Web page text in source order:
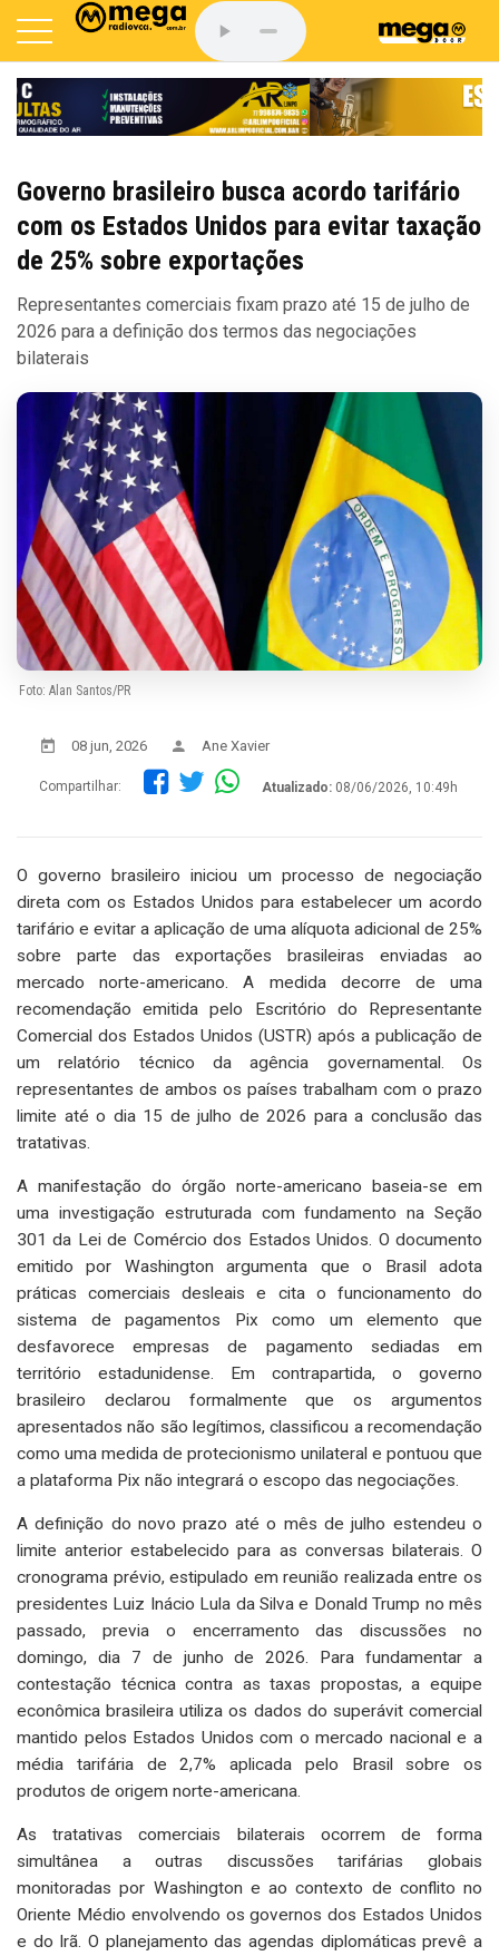
Governo brasileiro busca acordo tarifário
com os Estados Unidos para evitar taxação
de 25% sobre exportações
Representantes comerciais fixam prazo até 15 de julho de
2026 para a definição dos termos das negociações
bilaterais
Foto: Alan Santos/PR
08 jun, 2026 Ane Xavier
Compartilhar: Atualizado: 08/06/2026, 10:49h
O governo brasileiro iniciou um processo de negociação
direta com os Estados Unidos para estabelecer um acordo
tarifário e evitar a aplicação de uma alíquota adicional de 25%
sobre parte das exportações brasileiras enviadas ao
mercado norte-americano. A medida decorre de uma
recomendação emitida pelo Escritório do Representante
Comercial dos Estados Unidos (USTR) após a publicação de
um relatório técnico da agência governamental. Os
representantes de ambos os países trabalham com o prazo
limite até o dia 15 de julho de 2026 para a conclusão das
tratativas.
A manifestação do órgão norte-americano baseia-se em
uma investigação estruturada com fundamento na Seção
301 da Lei de Comércio dos Estados Unidos. O documento
emitido por Washington argumenta que o Brasil adota
práticas comerciais desleais e cita o funcionamento do
sistema de pagamentos Pix como um elemento que
desfavorece empresas de pagamento sediadas em
território estadunidense. Em contrapartida, o governo
brasileiro declarou formalmente que os argumentos
apresentados não são legítimos, classificou a recomendação
como uma medida de protecionismo unilateral e pontuou que
a plataforma Pix não integrará o escopo das negociações.
A definição do novo prazo até o mês de julho estendeu o
limite anterior estabelecido para as conversas bilaterais. O
cronograma prévio, estipulado em reunião realizada entre os
presidentes Luiz Inácio Lula da Silva e Donald Trump no mês
passado, previa o encerramento das discussões no
domingo, dia 7 de junho de 2026. Para fundamentar a
contestação técnica contra as taxas propostas, a equipe
econômica brasileira utiliza os dados do superávit comercial
mantido pelos Estados Unidos com o mercado nacional e a
média tarifária de 2,7% aplicada pelo Brasil sobre os
produtos de origem norte-americana.
As tratativas comerciais bilaterais ocorrem de forma
simultânea a outras discussões tarifárias globais
monitoradas por Washington e ao contexto de conflito no
Oriente Médio envolvendo os governos dos Estados Unidos
e do Irã. O planejamento das agendas diplomáticas prevê a